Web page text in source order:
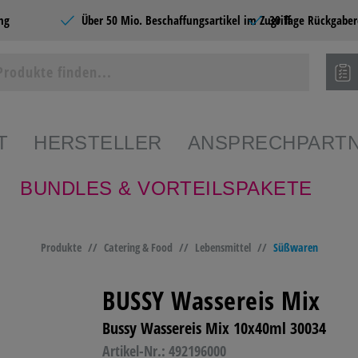
Über 50 Mio. Beschaffungsartikel im Zugriff
30 Tage
HERSTELLER
BUNDLES & VORTEILSPAKETE
BÜROBEDARF
PAPIERE
BÜROMÖBEL &
EINRICHTEN
Produkte // Catering & Food // Lebensmittel // Süßwaren
BUSSY Wassereis Mix
Bussy Wassereis Mix 10x40ml 30034
Artikel-Nr.: 492196000